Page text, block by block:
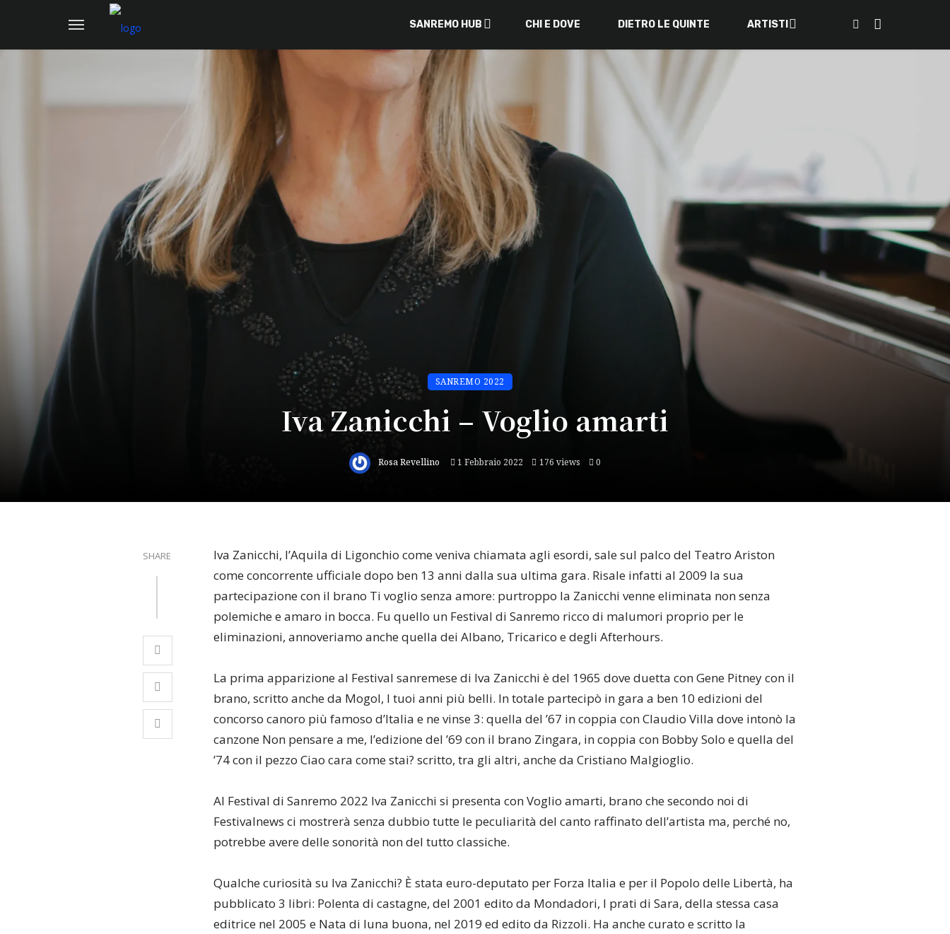
SANREMO HUB CHI E DOVE DIETRO LE QUINTE ARTISTI
SANREMO 2022
Iva Zanicchi – Voglio amarti
Rosa Revellino 1 Febbraio 2022 176 views 0
SHARE
Iva Zanicchi, l’Aquila di Ligonchio come veniva chiamata agli esordi, sale sul palco del Teatro Ariston
come concorrente ufficiale dopo ben 13 anni dalla sua ultima gara. Risale infatti al 2009 la sua
partecipazione con il brano Ti voglio senza amore: purtroppo la Zanicchi venne eliminata non senza
polemiche e amaro in bocca. Fu quello un Festival di Sanremo ricco di malumori proprio per le
eliminazioni, annoveriamo anche quella dei Albano, Tricarico e degli Afterhours.
La prima apparizione al Festival sanremese di Iva Zanicchi è del 1965 dove duetta con Gene Pitney con il
brano, scritto anche da Mogol, I tuoi anni più belli. In totale partecipò in gara a ben 10 edizioni del
concorso canoro più famoso d’Italia e ne vinse 3: quella del ’67 in coppia con Claudio Villa dove intonò la
canzone Non pensare a me, l’edizione del ’69 con il brano Zingara, in coppia con Bobby Solo e quella del
’74 con il pezzo Ciao cara come stai? scritto, tra gli altri, anche da Cristiano Malgioglio.
Al Festival di Sanremo 2022 Iva Zanicchi si presenta con Voglio amarti, brano che secondo noi di
Festivalnews ci mostrerà senza dubbio tutte le peculiarità del canto raffinato dell’artista ma, perché no,
potrebbe avere delle sonorità non del tutto classiche.
Qualche curiosità su Iva Zanicchi? È stata euro-deputato per Forza Italia e per il Popolo delle Libertà, ha
pubblicato 3 libri: Polenta di castagne, del 2001 edito da Mondadori, I prati di Sara, della stessa casa
editrice nel 2005 e Nata di luna buona, nel 2019 ed edito da Rizzoli. Ha anche curato e scritto la